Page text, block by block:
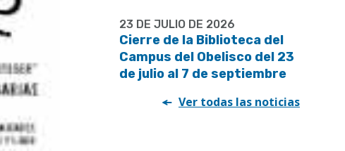
23 DE JULIO DE 2026
Cierre de la Biblioteca del
Campus del Obelisco del 23
de julio al 7 de septiembre
Ver todas las noticias